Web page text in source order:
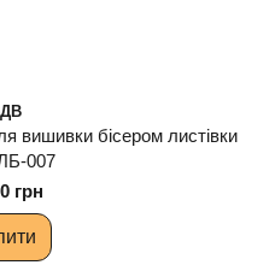
вишивки бісером листівки
007
грн